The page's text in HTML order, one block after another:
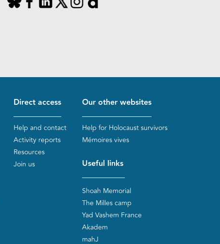
Direct access
Help and contact
Activity reports
Resources
Join us
Our other websites
Help for Holocaust survivors
Mémoires vives
Useful links
Shoah Memorial
The Milles camp
Yad Vashem France
Akadem
mahJ